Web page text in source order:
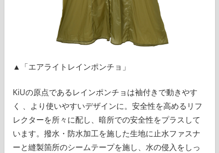
▲「エアライトレインポンチョ」
KiUの原点であるレインポンチョは袖付きで動きやす
く 、より使いやすいデザインに。安全性を高めるリフ
レクターを所々に配し、暗所での安全性をプラスして
います。撥水・防水加工を施した生地に止水ファスナ
ーと縫製箇所のシームテープを施し、水の侵入をしっ